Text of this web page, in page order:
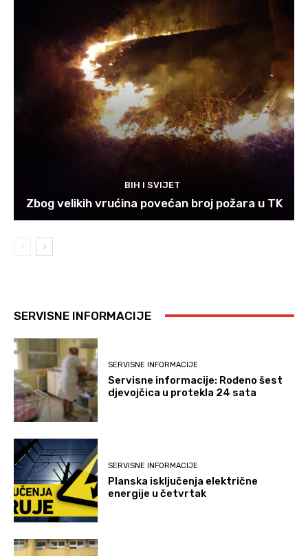
BIH I SVIJET
Zbog velikih vrućina povećan broj požara u TK
SERVISNE INFORMACIJE
SERVISNE INFORMACIJE
Servisne informacije: Rođeno šest
djevojčica u protekla 24 sata
SERVISNE INFORMACIJE
Planska isključenja električne
energije u četvrtak